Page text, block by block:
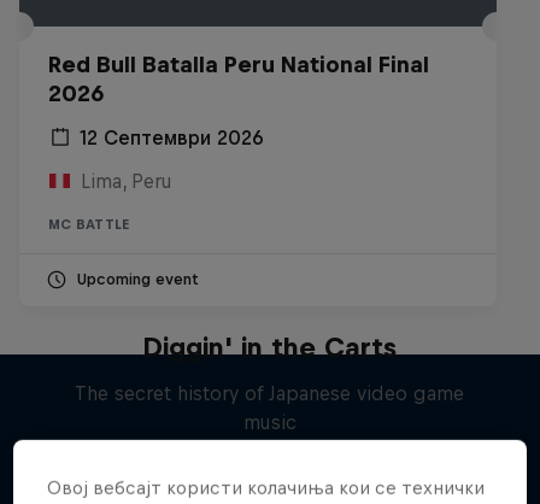
Red Bull Batalla Peru National Final
2026
12 Септември 2026
Lima, Peru
MC BATTLE
Upcoming event
Diggin' in the Carts
The secret history of Japanese video game
music
Овој вебсајт користи колачиња кои се технички